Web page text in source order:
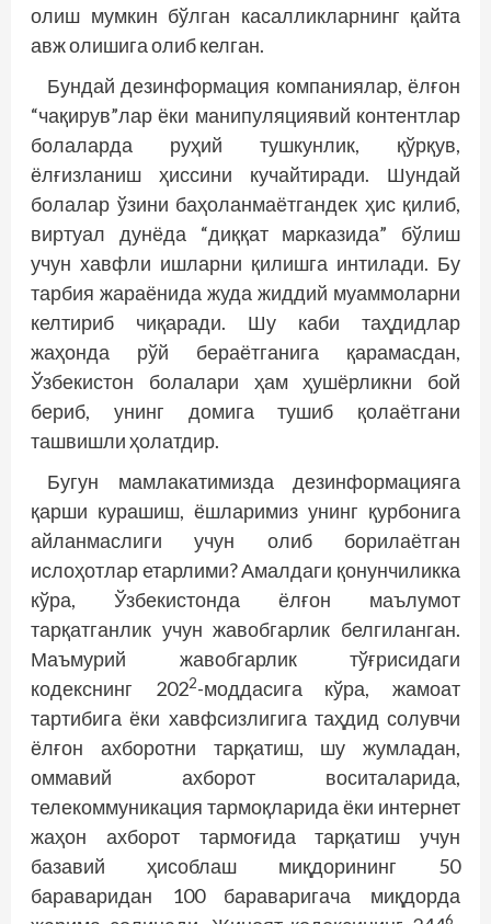
олиш мумкин бўлган касалликларнинг қайта
авж олишига олиб келган.
Бундай дезинформация компаниялар, ёлғон
“чақирув”лар ёки манипуляциявий контентлар
болаларда руҳий тушкунлик, қўрқув,
ёлғизланиш ҳиссини кучайтиради. Шундай
болалар ўзини баҳоланмаётгандек ҳис қилиб,
виртуал дунёда “диққат марказида” бўлиш
учун хавфли ишларни қилишга интилади. Бу
тарбия жараёнида жуда жиддий муаммоларни
келтириб чиқаради. Шу каби таҳдидлар
жаҳонда рўй бераётганига қарамасдан,
Ўзбекистон болалари ҳам ҳушёрликни бой
бериб, унинг домига тушиб қолаётгани
ташвишли ҳолатдир.
Бугун мамлакатимизда дезинформацияга
қарши курашиш, ёшларимиз унинг қурбонига
айланмаслиги учун олиб борилаётган
ислоҳотлар етарлими? Амалдаги қонунчиликка
кўра, Ўзбекистонда ёлғон маълумот
тарқатганлик учун жавобгарлик белгиланган.
Маъмурий жавобгарлик тўғрисидаги
кодекснинг 2022-моддасига кўра, жамоат
тартибига ёки хавфсизлигига таҳдид солувчи
ёлғон ахборотни тарқатиш, шу жумладан,
оммавий ахборот воситаларида,
телекоммуникация тармоқларида ёки интернет
жаҳон ахборот тармоғида тарқатиш учун
базавий ҳисоблаш миқдорининг 50
бараваридан 100 бараваригача миқдорда
6